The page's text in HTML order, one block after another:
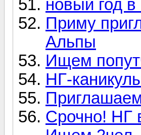
новый год
Приму
Альпы
Ищем
НГ-
Срочно! НГ